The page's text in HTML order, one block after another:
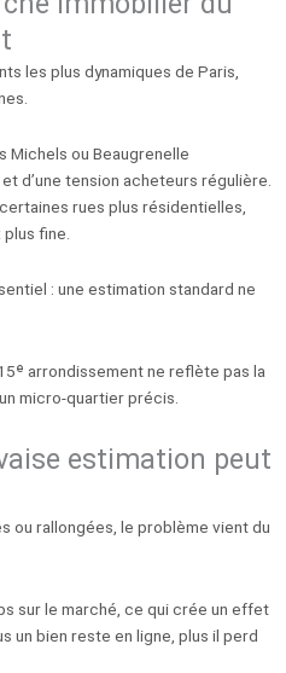
les plus dynamiques de Paris,
Michels ou Beaugrenelle
d’une tension acheteurs régulière.
rues plus résidentielles,
fine.
: une estimation standard ne
arrondissement ne reflète pas la
micro-quartier précis.
estimation peut
ou rallongées, le problème vient du
sur le marché, ce qui crée un effet
un bien reste en ligne, plus il perd